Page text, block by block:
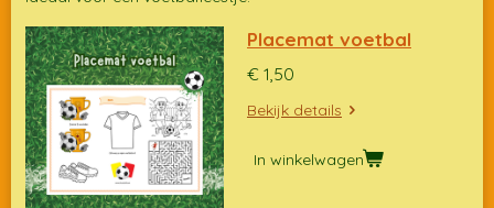
Placemat voetbal
€ 1,50
Bekijk details
In winkelwagen